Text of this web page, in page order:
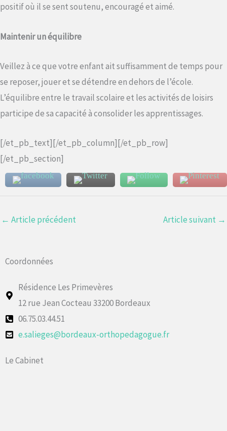
positif où il se sent soutenu, encouragé et aimé.
Maintenir un équilibre
Veillez à ce que votre enfant ait suffisamment de temps pour
se reposer, jouer et se détendre en dehors de l’école.
L’équilibre entre le travail scolaire et les activités de loisirs
participe de sa capacité à consolider les apprentissages.
[/et_pb_text][/et_pb_column][/et_pb_row]
[/et_pb_section]
← Article précédent Article suivant →
Coordonnées
Résidence Les Primevères
12 rue Jean Cocteau 33200 Bordeaux
06.75.03.44.51
e.salieges@bordeaux-orthopedagogue.fr
Le Cabinet